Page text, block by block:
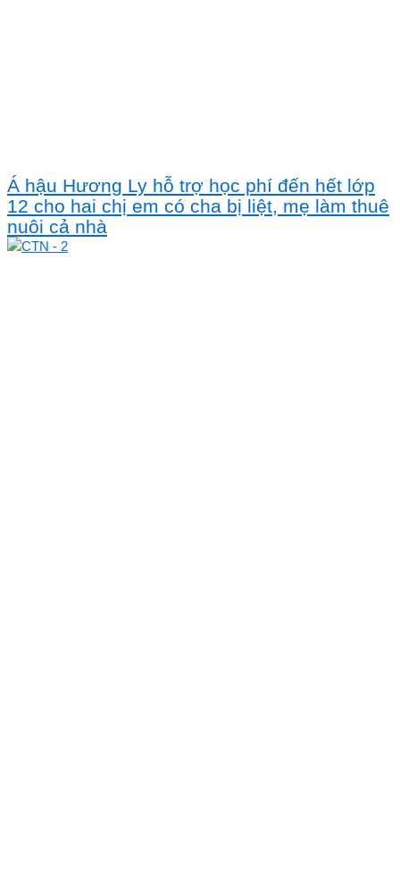
Á hậu Hương Ly hỗ trợ học phí đến hết lớp
12 cho hai chị em có cha bị liệt, mẹ làm thuê
nuôi cả nhà